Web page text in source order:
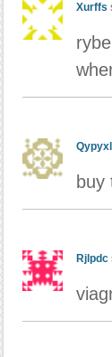
Xurffs
Qypyxl
buy
Rjlpdc